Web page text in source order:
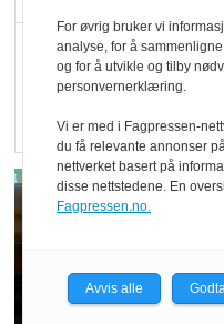
er
For øvrig bruker vi
analyse, for å
og for å utvikle og tilby
personvernerklæring.
Vi er med i Fagpressen-
du få relevante annonser
nettverket basert på
disse nettstedene. En
Fagpressen.no.
Avvis alle